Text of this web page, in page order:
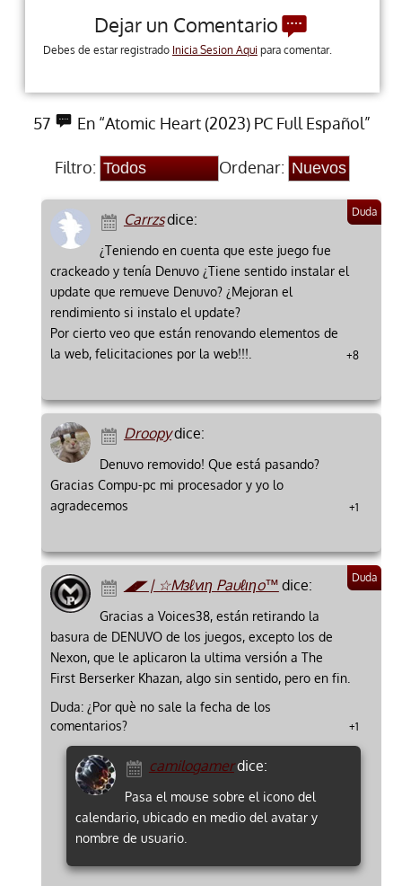
Dejar un Comentario
Debes de estar registrado Inicia Sesion Aqui para comentar.
57 En “Atomic Heart (2023) PC Full Español”
Filtro: Ordenar:
Carrzsdice:
¿Teniendo en cuenta que este juego fue
crackeado y tenía Denuvo ¿Tiene sentido instalar el
update que remueve Denuvo? ¿Mejoran el
rendimiento si instalo el update?
Por cierto veo que están renovando elementos de
la web, felicitaciones por la web!!!.
+8
Droopydice:
Denuvo removido! Que está pasando?
Gracias Compu-pc mi procesador y yo lo
agradecemos
+1
◢◤ | ☆Mзℓvιη Pauℓιηo™ dice:
Gracias a Voices38, están retirando la
basura de DENUVO de los juegos, excepto los de
Nexon, que le aplicaron la ultima versión a The
First Berserker Khazan, algo sin sentido, pero en fin.
Duda: ¿Por què no sale la fecha de los
comentarios?
+1
camilogamerdice:
Pasa el mouse sobre el icono del
calendario, ubicado en medio del avatar y
nombre de usuario.